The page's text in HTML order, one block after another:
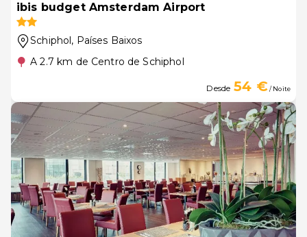
ibis budget Amsterdam Airport
Schiphol, Países Baixos
A 2.7 km de Centro de Schiphol
Desde 54 €/ Noite